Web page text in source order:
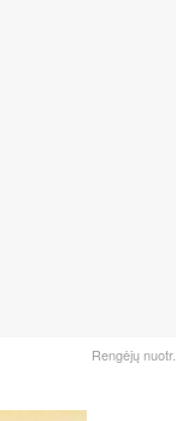
Rengėjų nuotr.